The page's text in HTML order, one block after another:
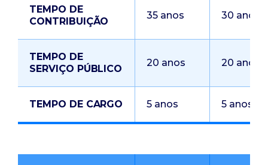
TEMPO DE
CONTRIBUIÇÃO
35 anos 30 anos
TEMPO DE
SERVIÇO PÚBLICO
20 anos 20 anos
TEMPO DE CARGO 5 anos 5 anos